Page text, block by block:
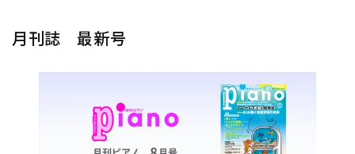
カテゴリ一覧